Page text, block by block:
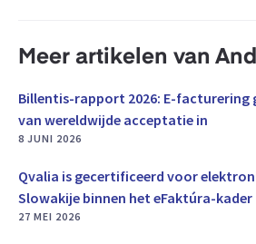
Meer artikelen van
Billentis-rapport 2026: E-facturering
van wereldwijde acceptatie in
8 JUNI 2026
Qvalia is gecertificeerd voor
Slowakije binnen het eFaktúra-kader
27 MEI 2026